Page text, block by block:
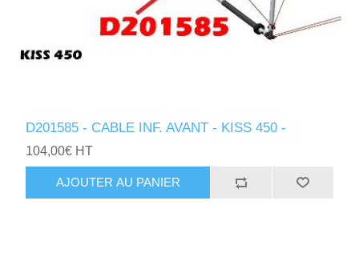
D201585 - CABLE INF. AVANT - KISS 450 -
104,00€ HT
AJOUTER AU PANIER